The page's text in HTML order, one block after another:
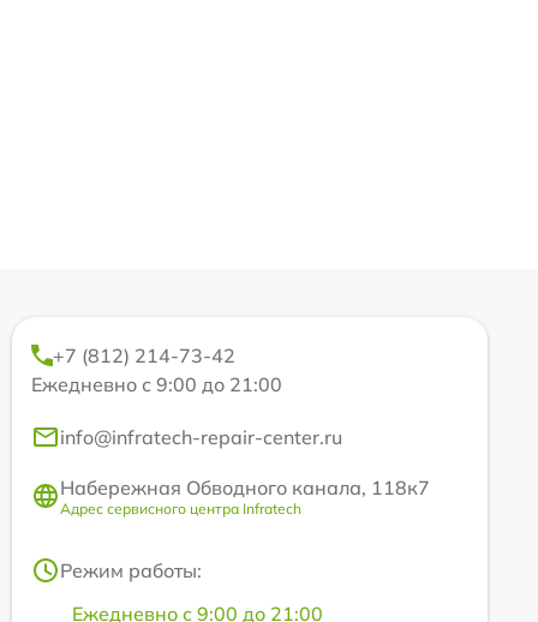
+7 (812) 214-73-42
Ежедневно с 9:00 до 21:00
info@infratech-repair-center.ru
Набережная Обводного канала, 118к7
Адрес сервисного центра Infratech
Режим работы:
Ежедневно с 9:00 до 21:00